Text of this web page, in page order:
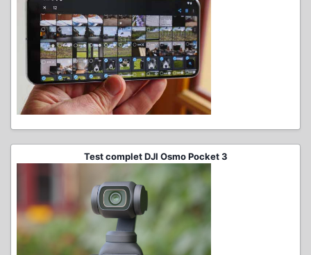
Test complet DJI Osmo Pocket 3